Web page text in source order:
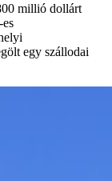
millió dollárt
egy szállodai